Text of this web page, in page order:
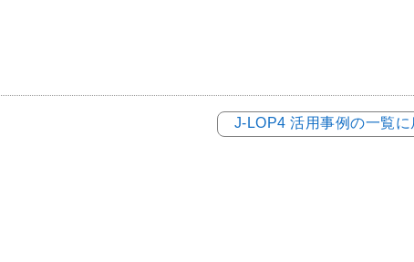
J-LOP4 活用事例の一覧に